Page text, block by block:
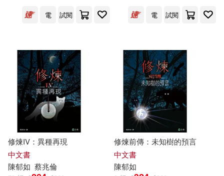
穆，李宏文，吳育仲，鐘惠齡，吳
鑑?，陳怡如，黃珮涵，徐子佑，胡
張倍瑜(1)
張舜淵(1)
李德全(1) 李昱霖(1)
電
試閱
電
試閱
修煉IV：異種再現
中文書
陳郁如 蔡兆倫
修煉前傳：未知樹的預言
中文書
陳郁如